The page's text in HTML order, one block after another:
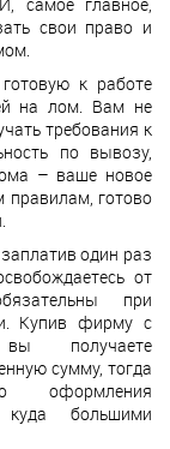
свои право и
к работе
на лом. Вам не
требования к
по вывозу,
– ваше новое
правилам, готово
один раз
от
при
Купив фирму с
получаете
сумму, тогда
оформления
куда большими